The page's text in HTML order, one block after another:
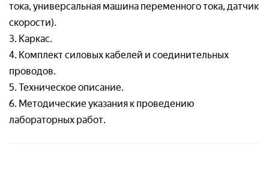
тока, универсальная машина переменного тока, датчик
скорости).
3. Каркас.
4. Комплект силовых кабелей и соединительных
проводов.
5. Техническое описание.
6. Методические указания к проведению
лабораторных работ.
Отправляя заявку, я соглашаюсь с